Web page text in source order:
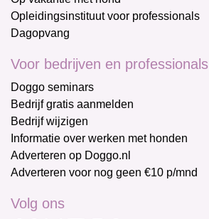
Opleidingsinstituut voor professionals
Dagopvang
Voor bedrijven en professionals
Doggo seminars
Bedrijf gratis aanmelden
Bedrijf wijzigen
Informatie over werken met honden
Adverteren op Doggo.nl
Adverteren voor nog geen €10 p/mnd
Volg ons